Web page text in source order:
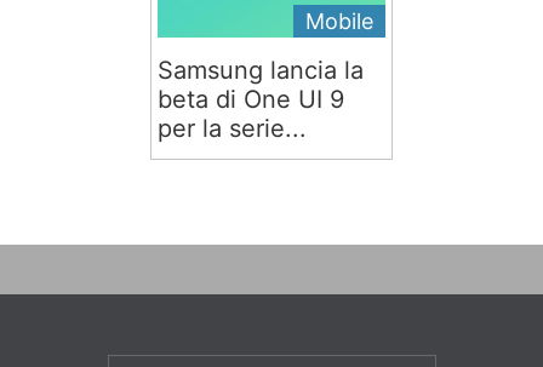
Mobile
Samsung lancia la
beta di One UI 9
per la serie...